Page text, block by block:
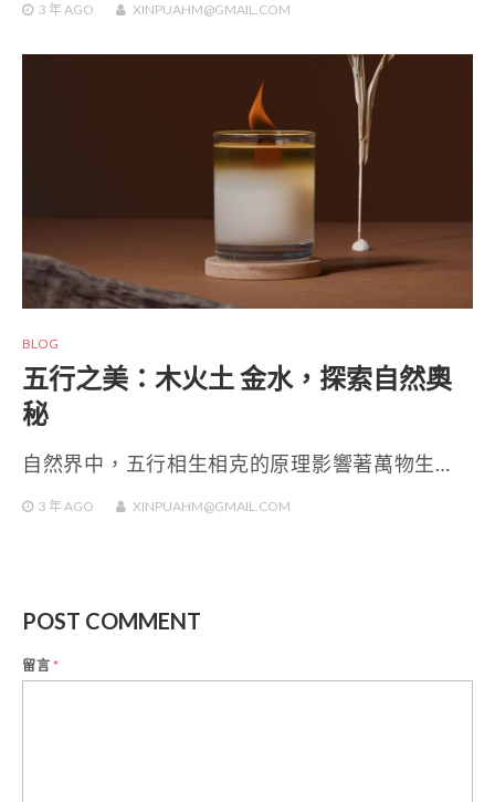
3 年AGO XINPUAHM@GMAIL.COM
BLOG
五行之美：木火土 金水，探索自然奧
秘
自然界中，五行相生相克的原理影響著萬物生…
3 年AGO XINPUAHM@GMAIL.COM
POST COMMENT
留言*